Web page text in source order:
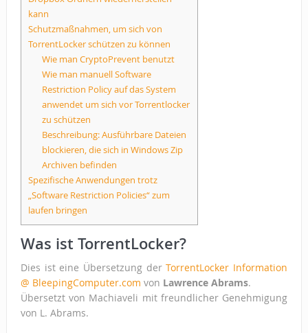
kann
Schutzmaßnahmen, um sich von
TorrentLocker schützen zu können
Wie man CryptoPrevent benutzt
Wie man manuell Software
Restriction Policy auf das System
anwendet um sich vor Torrentlocker
zu schützen
Beschreibung: Ausführbare Dateien
blockieren, die sich in Windows Zip
Archiven befinden
Spezifische Anwendungen trotz
„Software Restriction Policies“ zum
laufen bringen
Was ist TorrentLocker?
Dies ist eine Übersetzung derTorrentLocker Information
@ BleepingComputer.com von Lawrence Abrams.
Übersetzt von Machiaveli mit freundlicher Genehmigung
von L. Abrams.